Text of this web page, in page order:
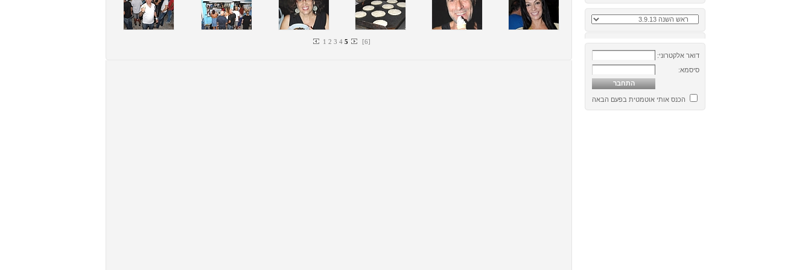
דואר אלקטרוני:
סיסמא:
הכנס אותי אוטמטית בפעם הבאה
1 2 3 4 5 [6]